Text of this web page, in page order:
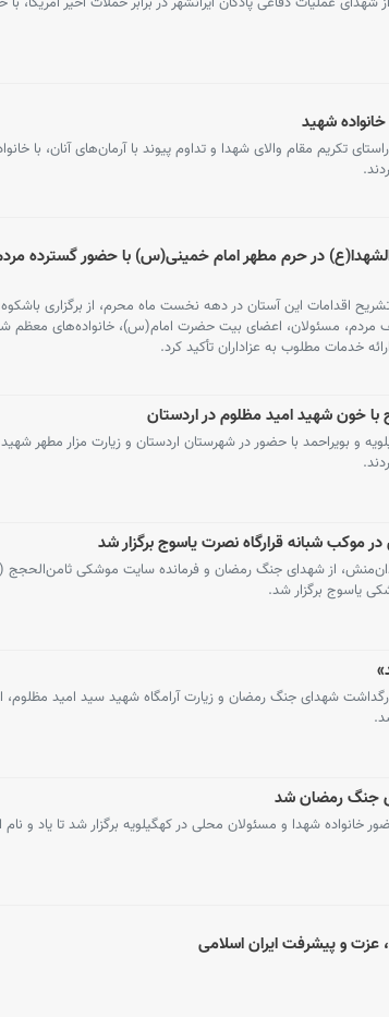
شهید
تکریم مقام والای شهدا و تداوم پیوند با آرمان‌های آنان، با
در حرم مطهر امام خمینی(س) با حضور گسترده
اقدامات این آستان در دهه نخست ماه محرم، از برگزاری
مردم، مسئولان، اعضای بیت حضرت امام(س)، خانواده‌های معظم
خدمات مطلوب به عزاداران تأکید کرد.
خون شهید امید مظلوم در اردستان
و بویراحمد با حضور در شهرستان اردستان و زیارت مزار مطهر
موکب شبانه قرارگاه نصرت یاسوج برگزار شد
از شهدای جنگ رمضان و فرمانده سایت موشکی ثامن‌الحجج
یاسوج برگزار شد.
شهدای جنگ رمضان و زیارت آرامگاه شهید سید امید مظلوم،
جنگ رمضان شد
شهدا و مسئولان محلی در کهگیلویه برگزار شد تا یاد و نام
عزت و پیشرفت ایران اسلامی